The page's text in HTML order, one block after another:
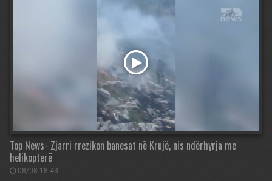
Top News- Zjarri rrezikon banesat në Krujë, nis ndërhyrja me
helikopterë
08/08 18:43